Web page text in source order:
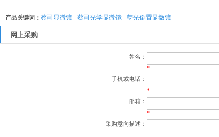
产品关键词： 蔡司显微镜 蔡司光学显微镜 荧光倒置显微镜
网上采购
姓名：
*
手机或电话：
*
邮箱：
*
采购意向描述：